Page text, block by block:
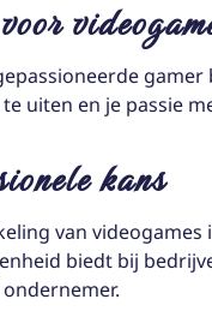
uiten en je passie
kans
van
biedt bij